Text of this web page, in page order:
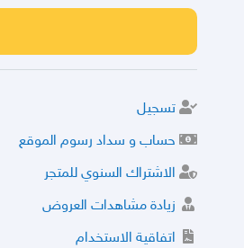
تسجيل
حساب و سداد رسوم الموقع
الاشتراك السنوي للمتجر
زيادة مشاهدات العروض
اتفاقية الاستخدام